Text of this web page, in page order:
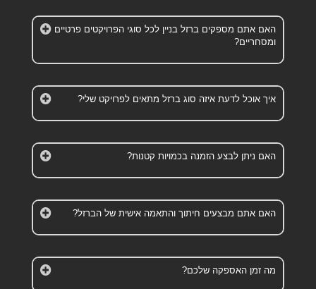
האם אתם מספקים ברזל בניין לכל סוגי הפרויקטים פרטיים
ומסחריים?
איך אוכל לדעת איזה סוג ברזל מתאים לפרויקט שלי?
האם ניתן לבצע הזמנה בכמויות קטנות?
האם אתם מבצעים חיתוך והתאמה אישית של הברזל?
מה זמן האספקה שלכם?